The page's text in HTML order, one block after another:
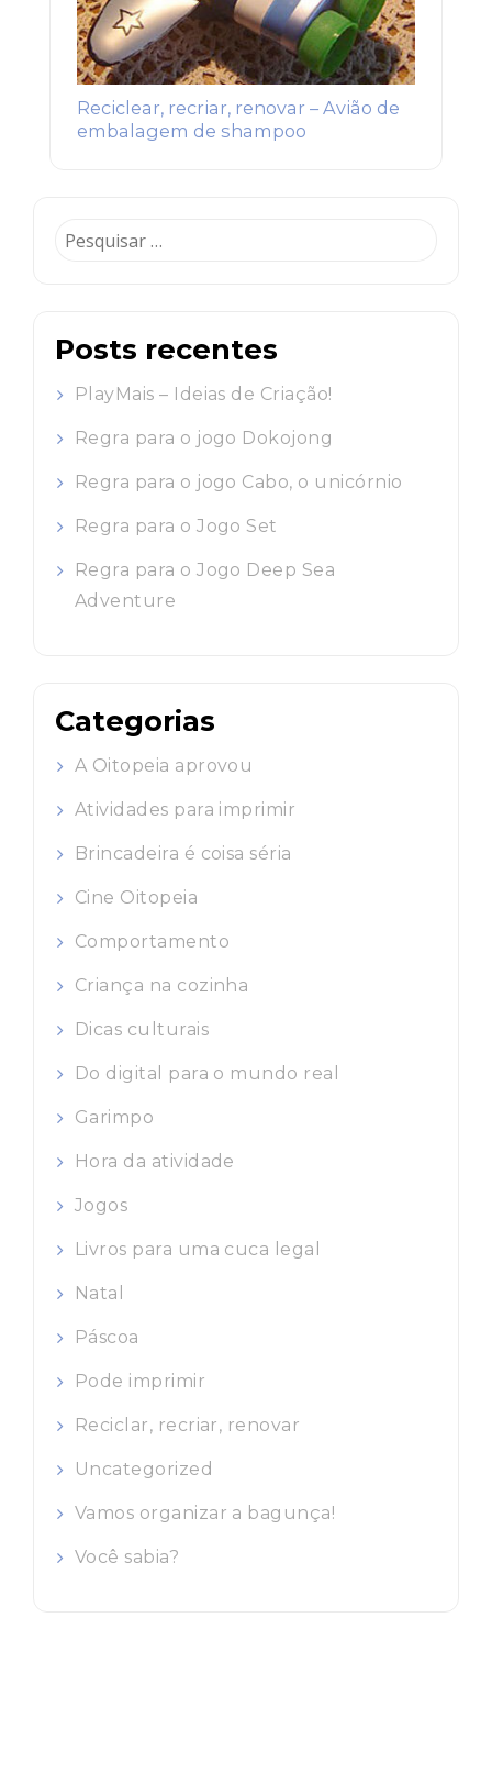
Reciclear, recriar, renovar – Avião de
embalagem de shampoo
Pesquisar
Posts recentes
PlayMais – Ideias de Criação!
Regra para o jogo Dokojong
Regra para o jogo Cabo, o unicórnio
Regra para o Jogo Set
Regra para o Jogo Deep Sea
Adventure
Categorias
A Oitopeia aprovou
Atividades para imprimir
Brincadeira é coisa séria
Cine Oitopeia
Comportamento
Criança na cozinha
Dicas culturais
Do digital para o mundo real
Garimpo
Hora da atividade
Jogos
Livros para uma cuca legal
Natal
Páscoa
Pode imprimir
Reciclar, recriar, renovar
Uncategorized
Vamos organizar a bagunça!
Você sabia?